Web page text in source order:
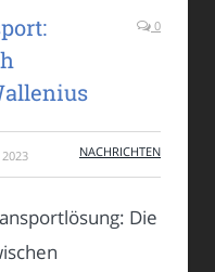
0
NACHRICHTEN
Die